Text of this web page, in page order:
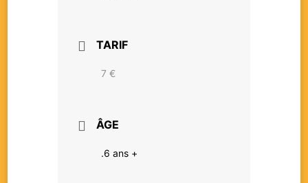
TARIF
7 €
ÂGE
.6 ans +